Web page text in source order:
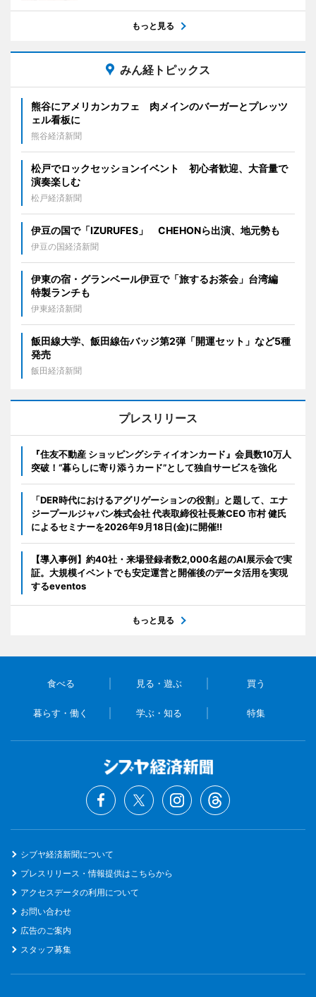
もっと見る
みん経トピックス
熊谷にアメリカンカフェ 肉メインのバーガーとプレッツ
ェル看板に
熊谷経済新聞
松戸でロックセッションイベント 初心者歓迎、大音量で
演奏楽しむ
松戸経済新聞
伊豆の国で「IZURUFES」 CHEHONら出演、地元勢も
伊豆の国経済新聞
伊東の宿・グランベール伊豆で「旅するお茶会」台湾編
特製ランチも
伊東経済新聞
飯田線大学、飯田線缶バッジ第2弾「開運セット」など5種
発売
飯田経済新聞
プレスリリース
『住友不動産 ショッピングシティイオンカード』会員数10万人
突破！“暮らしに寄り添うカード”として独自サービスを強化
「DER時代におけるアグリゲーションの役割」と題して、エナ
ジープールジャパン株式会社 代表取締役社長兼CEO 市村 健氏
によるセミナーを2026年9月18日(金)に開催!!
【導入事例】約40社・来場登録者数2,000名超のAI展示会で実
証。大規模イベントでも安定運営と開催後のデータ活用を実現
するeventos
もっと見る
食べる 見る・遊ぶ 買う
暮らす・働く 学ぶ・知る 特集
シブヤ経済新聞について
プレスリリース・情報提供はこちらから
アクセスデータの利用について
お問い合わせ
広告のご案内
スタッフ募集